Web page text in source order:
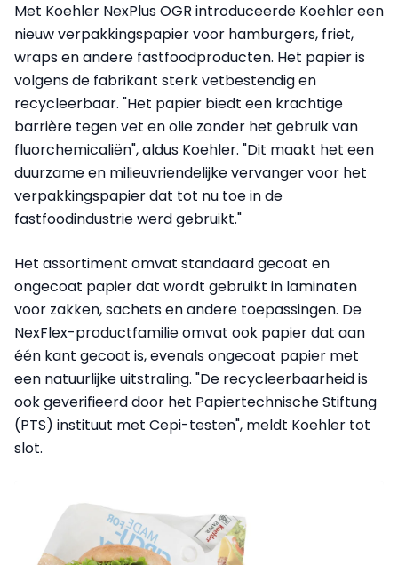
Met Koehler NexPlus OGR introduceerde Koehler een
nieuw verpakkingspapier voor hamburgers, friet,
wraps en andere fastfoodproducten. Het papier is
volgens de fabrikant sterk vetbestendig en
recycleerbaar. "Het papier biedt een krachtige
barrière tegen vet en olie zonder het gebruik van
fluorchemicaliën", aldus Koehler. "Dit maakt het een
duurzame en milieuvriendelijke vervanger voor het
verpakkingspapier dat tot nu toe in de
fastfoodindustrie werd gebruikt."
Het assortiment omvat standaard gecoat en
ongecoat papier dat wordt gebruikt in laminaten
voor zakken, sachets en andere toepassingen. De
NexFlex-productfamilie omvat ook papier dat aan
één kant gecoat is, evenals ongecoat papier met
een natuurlijke uitstraling. "De recycleerbaarheid is
ook geverifieerd door het Papiertechnische Stiftung
(PTS) instituut met Cepi-testen", meldt Koehler tot
slot.